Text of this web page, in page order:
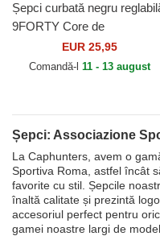
Șepci curbată negru
9FORTY Core de
Associazione Sportiva Roma
Serie A de New Era
EUR 25,95
Comandă-l 11 - 13 august
Șepci: Associazione
La Caphunters, avem o
Sportiva Roma, astfel încât
favorite cu stil. Șepcile
înaltă calitate și prezintă
accesoriul perfect pentru
gamei noastre largi de